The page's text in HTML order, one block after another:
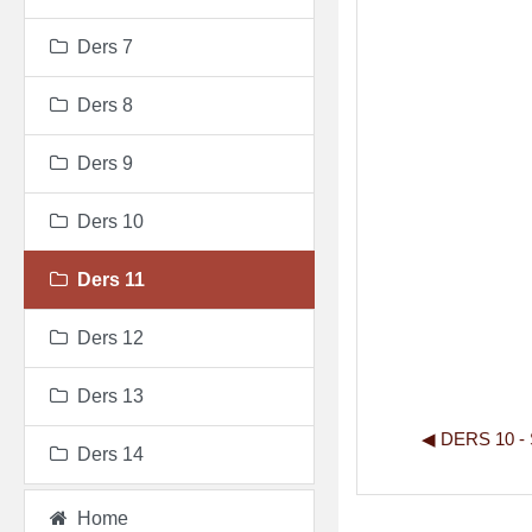
◀︎ DERS 10 -
Ders 7
Ders 8
Ders 9
Ders 10
Ders 11
Ders 12
Ders 13
Ders 14
Home